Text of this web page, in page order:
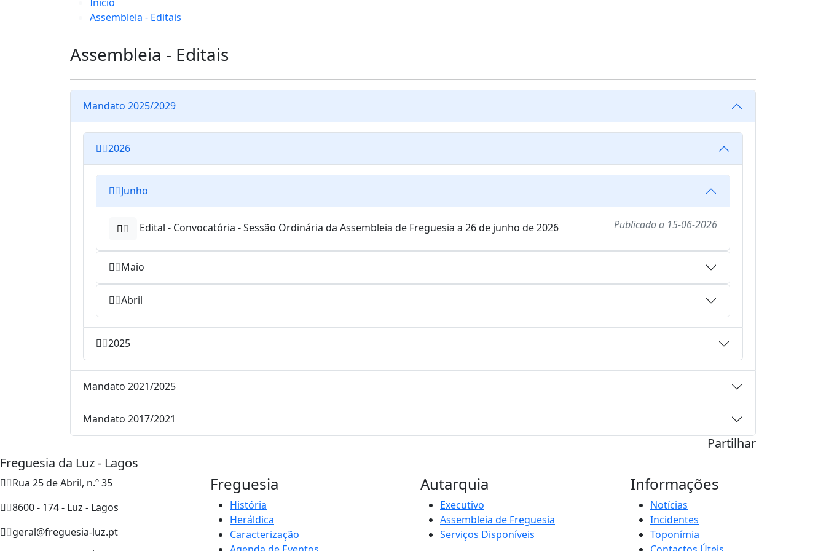
Assembleia - Editais
Assembleia - Editais
Mandato 2025/2029
2026
Junho
Edital - Convocatória - Sessão Ordinária da Assembleia de Freguesia a 26 de junho de 2026 Publicado a 15-06-2026
Maio
Abril
2025
Mandato 2021/2025
Mandato 2017/2021
Partilhar
Freguesia da Luz - Lagos
Rua 25 de Abril, n.º 35
8600 - 174 - Luz - Lagos
geral@freguesia-luz.pt
Freguesia
História
Heráldica
Caracterização
Autarquia
Executivo
Assembleia de Freguesia
Serviços Disponíveis
Informações
Notícias
Incidentes
Toponímia